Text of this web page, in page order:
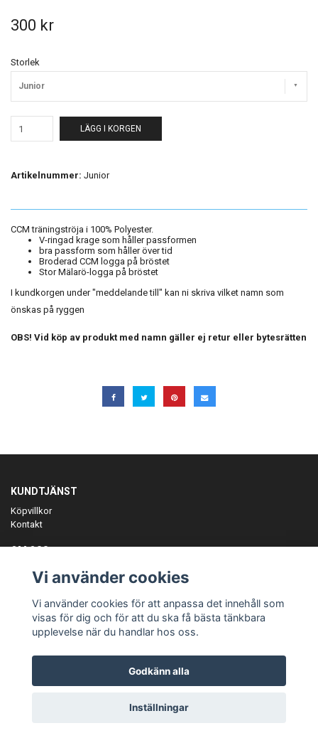
300 kr
Storlek
Junior
LÄGG I KORGEN
Artikelnummer: Junior
CCM träningströja i 100% Polyester.
V-ringad krage som håller passformen
bra passform som håller över tid
Broderad CCM logga på bröstet
Stor Mälarö-logga på bröstet
I kundkorgen under "meddelande till" kan ni skriva vilket namn som
önskas på ryggen
OBS! Vid köp av produkt med namn gäller ej retur eller bytesrätten
KUNDTJÄNST
Köpvillkor
Kontakt
OM OSS
ANMÄL DIG TILL VÅRT NYHETSBREV
Prenumerera
© Copyright Teamgear
Vi använder cookies
Vi använder cookies för att anpassa det innehåll som
visas för dig och för att du ska få bästa tänkbara
upplevelse när du handlar hos oss.
Godkänn alla
Inställningar